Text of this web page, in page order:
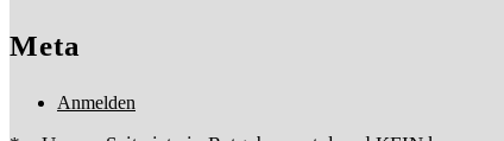
Meta
Anmelden